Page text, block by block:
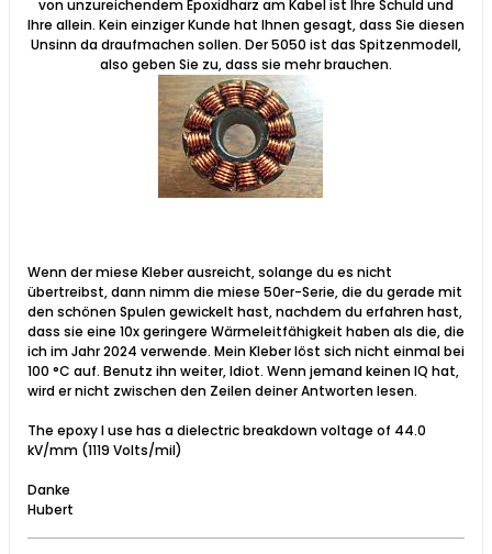
von unzureichendem Epoxidharz am Kabel ist Ihre Schuld und
Ihre allein. Kein einziger Kunde hat Ihnen gesagt, dass Sie diesen
Unsinn da draufmachen sollen. Der 5050 ist das Spitzenmodell,
also geben Sie zu, dass sie mehr brauchen.
Wenn der miese Kleber ausreicht, solange du es nicht
übertreibst, dann nimm die miese 50er-Serie, die du gerade mit
den schönen Spulen gewickelt hast, nachdem du erfahren hast,
dass sie eine 10x geringere Wärmeleitfähigkeit haben als die, die
ich im Jahr 2024 verwende. Mein Kleber löst sich nicht einmal bei
100 °C auf. Benutz ihn weiter, Idiot. Wenn jemand keinen IQ hat,
wird er nicht zwischen den Zeilen deiner Antworten lesen.
The epoxy I use has a dielectric breakdown voltage of 44.0
kV/mm (1119 Volts/mil)
Danke
Hubert